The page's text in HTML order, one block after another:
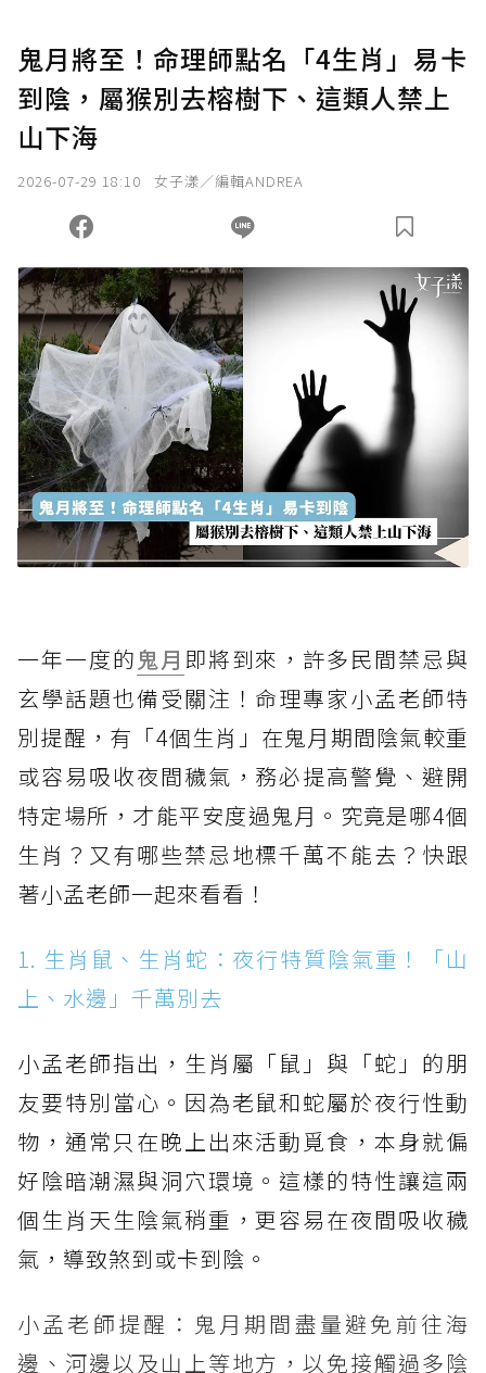
確認送出
您當前剩餘 U 利點數：0點；前往 購買點數
鬼月將至！命理師點名「4生肖」易卡
到陰，屬猴別去榕樹下、這類人禁上
山下海
2026-07-29 18:10 女子漾／編輯ANDREA
一年一度的鬼月 即將到來，許多民間禁忌與
玄學話題也備受關注！命理專家小孟老師特
別提醒，有「4個生肖」在鬼月期間陰氣較重
或容易吸收夜間穢氣，務必提高警覺、避開
特定場所，才能平安度過鬼月。究竟是哪4個
生肖？又有哪些禁忌地標千萬不能去？快跟
著小孟老師一起來看看！
1. 生肖鼠、生肖蛇：夜行特質陰氣重！「山
上、水邊」千萬別去
小孟老師指出，生肖屬「鼠」與「蛇」的朋
友要特別當心。因為老鼠和蛇屬於夜行性動
物，通常只在晚上出來活動覓食，本身就偏
好陰暗潮濕與洞穴環境。這樣的特性讓這兩
個生肖天生陰氣稍重，更容易在夜間吸收穢
氣，導致煞到或卡到陰。
小孟老師提醒：鬼月期間盡量避免前往海
邊、河邊以及山上等地方，以免接觸過多陰